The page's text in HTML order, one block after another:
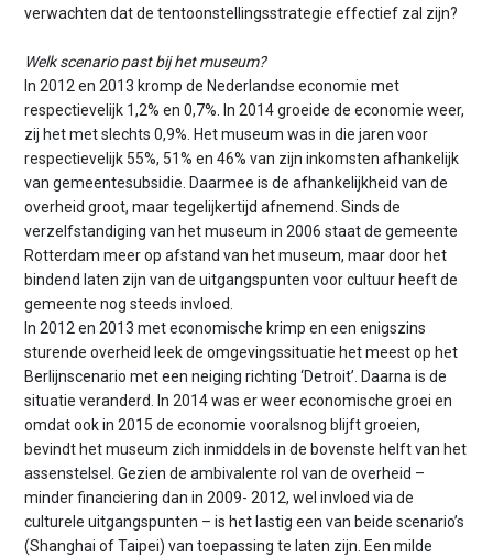
verwachten dat de tentoonstellingsstrategie effectief zal zijn?
Welk scenario past bij het museum?
In 2012 en 2013 kromp de Nederlandse economie met
respectievelijk 1,2% en 0,7%. In 2014 groeide de economie weer,
zij het met slechts 0,9%. Het museum was in die jaren voor
respectievelijk 55%, 51% en 46% van zijn inkomsten afhankelijk
van gemeentesubsidie. Daarmee is de afhankelijkheid van de
overheid groot, maar tegelijkertijd afnemend. Sinds de
verzelfstandiging van het museum in 2006 staat de gemeente
Rotterdam meer op afstand van het museum, maar door het
bindend laten zijn van de uitgangspunten voor cultuur heeft de
gemeente nog steeds invloed.
In 2012 en 2013 met economische krimp en een enigszins
sturende overheid leek de omgevingssituatie het meest op het
Berlijnscenario met een neiging richting ‘Detroit’. Daarna is de
situatie veranderd. In 2014 was er weer economische groei en
omdat ook in 2015 de economie vooralsnog blijft groeien,
bevindt het museum zich inmiddels in de bovenste helft van het
assenstelsel. Gezien de ambivalente rol van de overheid –
minder financiering dan in 2009- 2012, wel invloed via de
culturele uitgangspunten – is het lastig een van beide scenario’s
(Shanghai of Taipei) van toepassing te laten zijn. Een milde